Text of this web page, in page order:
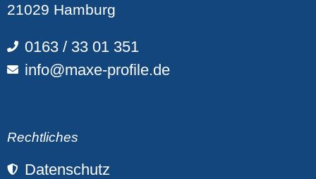
21029 Hamburg
0163 / 33 01 351
info@maxe-profile.de
Rechtliches
Datenschutz